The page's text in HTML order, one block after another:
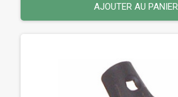
AJOUTER AU PANIER